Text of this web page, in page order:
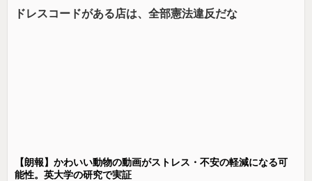
ドレスコードがある店は、全部憲法違反だな
【朗報】かわいい動物の動画がストレス・不安の軽減になる可
能性。英大学の研究で実証